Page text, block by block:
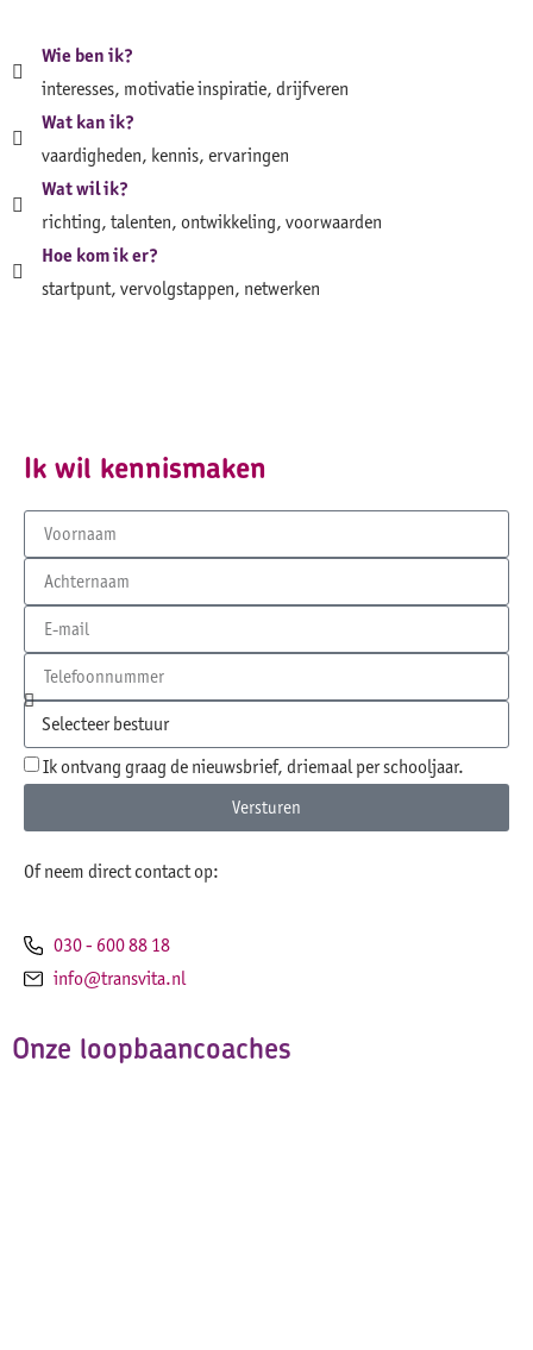
Wie ben ik?
interesses, motivatie inspiratie, drijfveren
Wat kan ik?
vaardigheden, kennis, ervaringen
Wat wil ik?
richting, talenten, ontwikkeling, voorwaarden
Hoe kom ik er?
startpunt, vervolgstappen, netwerken
Ik wil kennismaken
Ik ontvang graag de nieuwsbrief, driemaal per schooljaar.
Versturen
Of neem direct contact op:
030 - 600 88 18
info@transvita.nl
Onze loopbaancoaches